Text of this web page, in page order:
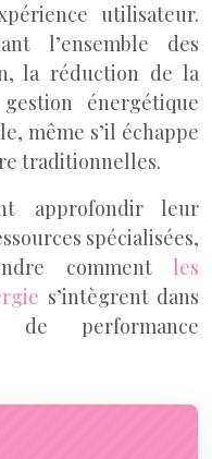
utilisateur.
l’ensemble des
la réduction de la
énergétique
même s’il échappe
traditionnelles.
approfondir leur
spécialisées,
comment les
s’intègrent dans
performance